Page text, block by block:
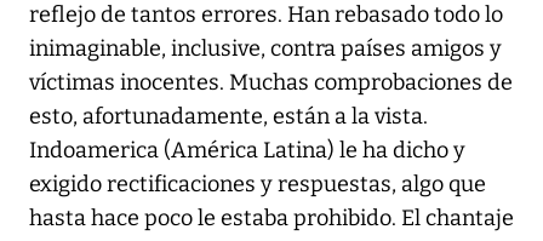
reflejo de tantos errores. Han rebasado todo lo
inimaginable, inclusive, contra países amigos y
víctimas inocentes. Muchas comprobaciones de
esto, afortunadamente, están a la vista.
Indoamerica (América Latina) le ha dicho y
exigido rectificaciones y respuestas, algo que
hasta hace poco le estaba prohibido. El chantaje